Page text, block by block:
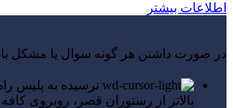
اطلاعات بیشتر
در صورت داشتن هر گونه سوال یا مشکل
بالاتر از رستوران قصر، روبروی